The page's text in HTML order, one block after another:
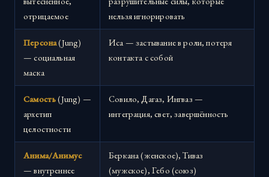
отрицаемое
нельзя игнорировать
Персона(Jung)
— социальная
маска
Иса — застывание в роли, потеря
контакта с собой
Самость(Jung) —
архетип
целостности
Совило, Дагаз, Ингваз —
интеграция, свет, завершённость
Анима/Анимус
— внутреннее
Беркана (женское), Тиваз
(мужское), Гебо (союз)